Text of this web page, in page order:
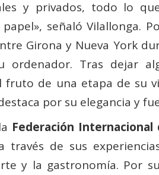
y privados, todo lo
señaló Vilallonga.
Girona y Nueva York
Tras dejar
fruto de una etapa de su
por su elegancia y
Federación Internacional
de sus
y la gastronomía. Por